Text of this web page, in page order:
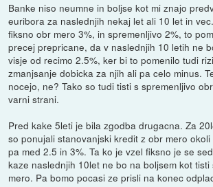
Banke niso neumne in boljse kot mi znajo
euribora za naslednjih nekaj let ali 10 let in
fiksno obr mero 3%, in spremenljivo 2%, to
precej prepricane, da v naslednjih 10 letih ne
visje od recimo 2.5%, ker bi to pomenilo tudi
zmanjsanje dobicka za njih ali pa celo minus.
nocejo, ne? Tako so tudi tisti s spremenljivo
varni strani.
Pred kake 5leti je bila zgodba drugacna. Za
so ponujali stanovanjski kredit z obr mero
pa med 2.5 in 3%. Ta ko je vzel fiksno je se
kaze naslednjih 10let ne bo na boljsem kot
mero. Pa bomo pocasi ze prisli na konec